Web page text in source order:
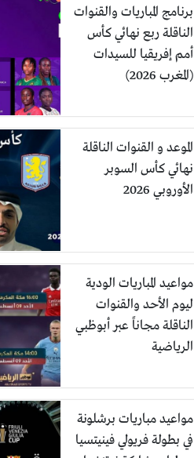
برنامج المباريات والقنوات
الناقلة ربع نهائي كأس
أمم إفريقيا للسيدات
(المغرب 2026)
الموعد و القنوات الناقلة
نهائي كأس السوبر
الأوروبي 2026
مواعيد المباريات الودية
ليوم الأحد والقنوات
الناقلة مجاناً عبر أبوظبي
الرياضية
مواعيد مباريات برشلونة
في بطولة فريولي فينيتسيا